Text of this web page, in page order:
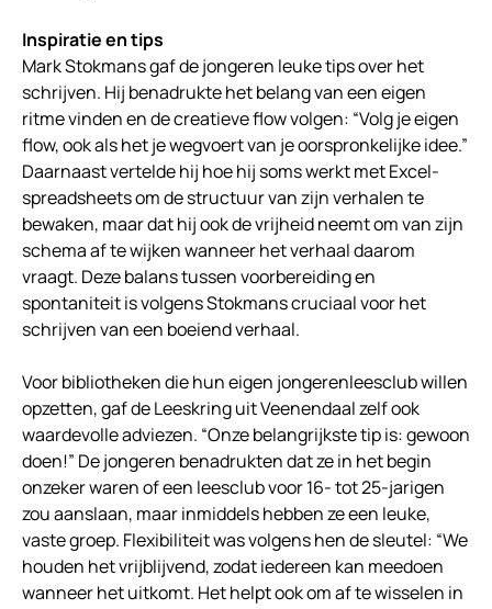
Inspiratie en tips
Mark Stokmans gaf de jongeren leuke tips over het
schrijven. Hij benadrukte het belang van een eigen
ritme vinden en de creatieve flow volgen: “Volg je eigen
flow, ook als het je wegvoert van je oorspronkelijke idee.”
Daarnaast vertelde hij hoe hij soms werkt met Excel-
spreadsheets om de structuur van zijn verhalen te
bewaken, maar dat hij ook de vrijheid neemt om van zijn
schema af te wijken wanneer het verhaal daarom
vraagt. Deze balans tussen voorbereiding en
spontaniteit is volgens Stokmans cruciaal voor het
schrijven van een boeiend verhaal.
Voor bibliotheken die hun eigen jongerenleesclub willen
opzetten, gaf de Leeskring uit Veenendaal zelf ook
waardevolle adviezen. “Onze belangrijkste tip is: gewoon
doen!” De jongeren benadrukten dat ze in het begin
onzeker waren of een leesclub voor 16- tot 25-jarigen
zou aanslaan, maar inmiddels hebben ze een leuke,
vaste groep. Flexibiliteit was volgens hen de sleutel: “We
houden het vrijblijvend, zodat iedereen kan meedoen
wanneer het uitkomt. Het helpt ook om af te wisselen in